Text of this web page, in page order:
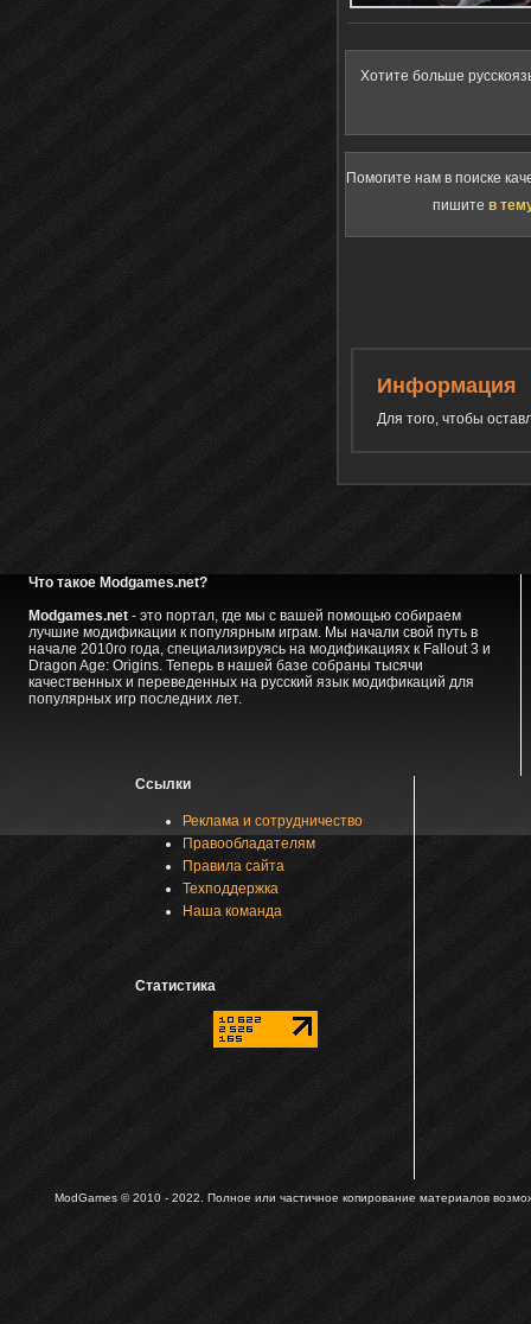
Хотите больше
Помогите нам в поиске
пишите в
Информация
Для того, чтобы
Что такое Modgames.net?
Modgames.net- это портал, где мы с вашей помощью собираем
лучшие модификации к популярным играм. Мы начали свой путь в
начале 2010го года, специализируясь на модификациях к Fallout 3 и
Dragon Age: Origins. Теперь в нашей базе собраны тысячи
качественных и переведенных на русский язык модификаций для
популярных игр последних лет.
Ссылки
Реклама и сотрудничество
Правообладателям
Правила сайта
Техподдержка
Наша команда
Статистика
ModGames © 2010 - 2022. Полное или частичное копирование материалов